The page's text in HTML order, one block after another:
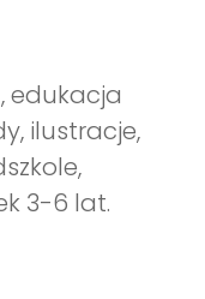
edukacja
ilustracje,
3-6 lat.